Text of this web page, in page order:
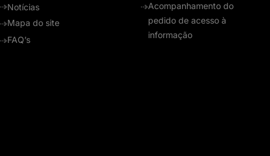
Notícias
Mapa do site
FAQ’s
Acompanhamento do
pedido de acesso à
informação